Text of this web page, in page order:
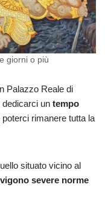
giorni o più
Palazzo Reale di
dedicarci un tempo
poterci rimanere tutta la
situato vicino al
vigono severe norme